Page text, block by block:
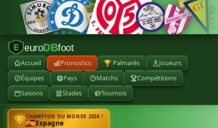
E euroDBfoot
Accueil Pronostics 🏆 Palmarès
Joueurs
Équipes
Pays Matchs
Compétitions
Saisons
Stades Tournois
🏆CHAMPION DU MONDE 2026 !
Espagne